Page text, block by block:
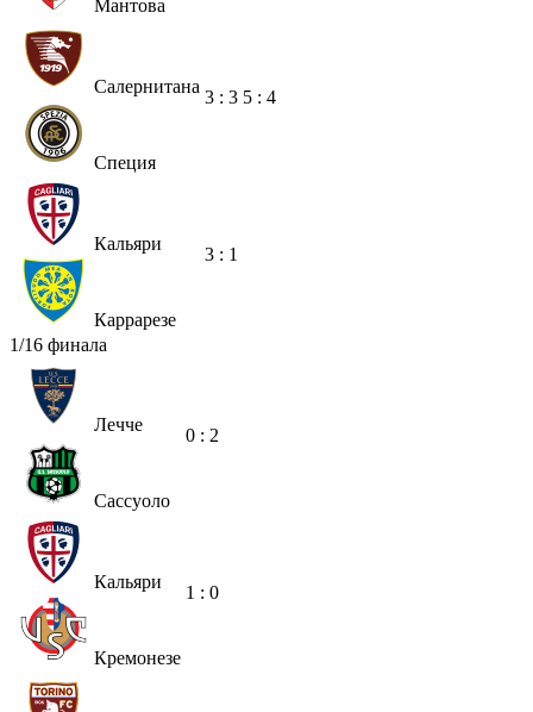
Мантова
Салернитана
Специя
3 : 3 5 : 4
Кальяри
Каррарезе
3 : 1
1/16 финала
Лечче
Сассуоло
0 : 2
Кальяри
Кремонезе
1 : 0